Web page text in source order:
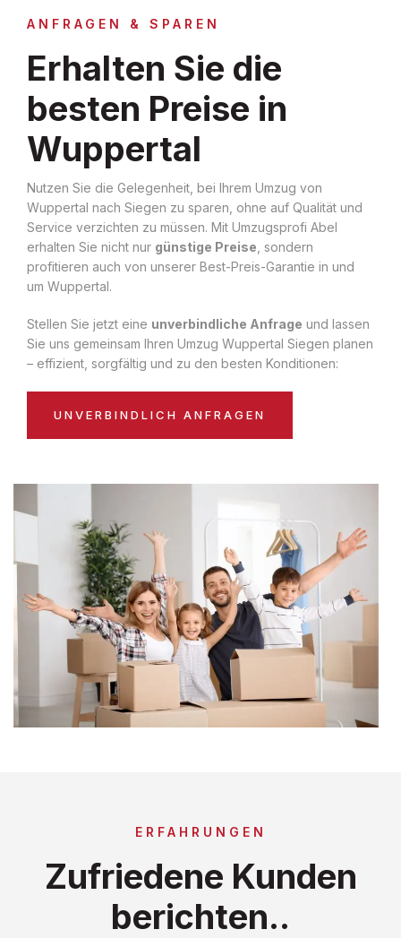
ANFRAGEN & SPAREN
Erhalten Sie die
besten Preise in
Wuppertal
Nutzen Sie die Gelegenheit, bei Ihrem Umzug von
Wuppertal nach Siegen zu sparen, ohne auf Qualität und
Service verzichten zu müssen. Mit Umzugsprofi Abel
erhalten Sie nicht nur günstige Preise , sondern
profitieren auch von unserer Best-Preis-Garantie in und
um Wuppertal.
Stellen Sie jetzt eine unverbindliche Anfrage und lassen
Sie uns gemeinsam Ihren Umzug Wuppertal Siegen planen
– effizient, sorgfältig und zu den besten Konditionen:
UNVERBINDLICH ANFRAGEN
ERFAHRUNGEN
Zufriedene Kunden
berichten..